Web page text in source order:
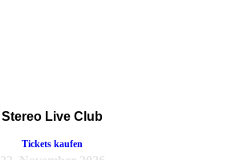
Stereo Live Club
Tickets kaufen